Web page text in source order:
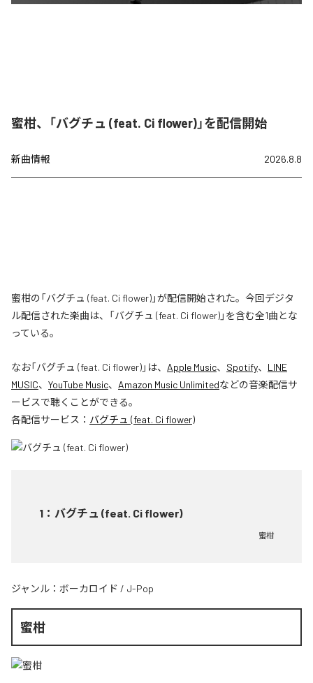
蜜柑、「バグチュ (feat. Ci flower)」を配信開始
新曲情報 2026.8.8
蜜柑の「バグチュ (feat. Ci flower)」が配信開始された。今回デジタ
ル配信された楽曲は、「バグチュ (feat. Ci flower)」を含む全1曲とな
っている。
なお「バグチュ (feat. Ci flower)」は、 Apple Music、 Spotify、 LINE
MUSIC、 YouTube Music、 Amazon Music Unlimitedなどの音楽配信サ
ービスで聴くことができる。
各配信サービス： バグチュ (feat. Ci flower)
1 ： バグチュ (feat. Ci flower)
蜜柑
ジャンル： ボーカロイド / J-Pop
蜜柑